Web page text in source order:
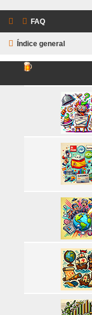
FAQ
Índice general